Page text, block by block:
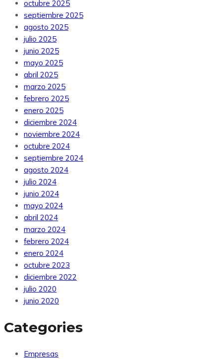
octubre 2025
septiembre 2025
agosto 2025
julio 2025
junio 2025
mayo 2025
abril 2025
marzo 2025
febrero 2025
enero 2025
diciembre 2024
noviembre 2024
octubre 2024
septiembre 2024
agosto 2024
julio 2024
junio 2024
mayo 2024
abril 2024
marzo 2024
febrero 2024
enero 2024
octubre 2023
diciembre 2022
julio 2020
junio 2020
Categories
Empresas